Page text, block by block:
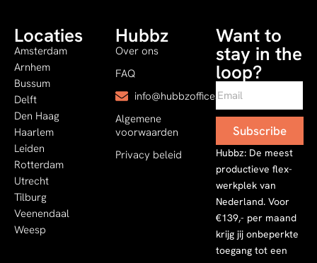
Locaties
Amsterdam
Arnhem
Bussum
Delft
Den Haag
Haarlem
Leiden
Rotterdam
Utrecht
Tilburg
Veenendaal
Weesp
Hubbz
Over ons
FAQ
info@hubbzoffices.com
Algemene
voorwaarden
Privacy beleid
Want to
stay in the
loop?
Subscribe
Hubbz: De meest
productieve flex-
werkplek van
Nederland. Voor
€139,- per maand
krijg jij onbeperkte
toegang tot een